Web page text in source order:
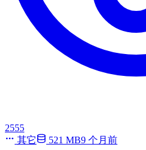
2555
其它
521 MB9 个月前